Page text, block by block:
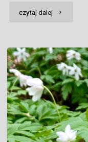
czytaj dalej "MAJÓWKA
CZAS
NA
LAS
PO
POLSKU"